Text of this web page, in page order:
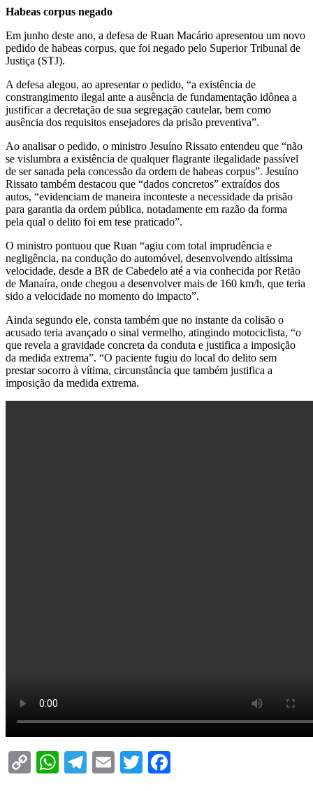
Habeas corpus negado
Em junho deste ano, a defesa de Ruan Macário apresentou um novo
pedido de habeas corpus, que foi negado pelo Superior Tribunal de
Justiça (STJ).
A defesa alegou, ao apresentar o pedido, “a existência de
constrangimento ilegal ante a ausência de fundamentação idônea a
justificar a decretação de sua segregação cautelar, bem como
ausência dos requisitos ensejadores da prisão preventiva”.
Ao analisar o pedido, o ministro Jesuíno Rissato entendeu que “não
se vislumbra a existência de qualquer flagrante ilegalidade passível
de ser sanada pela concessão da ordem de habeas corpus”. Jesuíno
Rissato também destacou que “dados concretos” extraídos dos
autos, “evidenciam de maneira inconteste a necessidade da prisão
para garantia da ordem pública, notadamente em razão da forma
pela qual o delito foi em tese praticado”.
O ministro pontuou que Ruan “agiu com total imprudência e
negligência, na condução do automóvel, desenvolvendo altíssima
velocidade, desde a BR de Cabedelo até a via conhecida por Retão
de Manaíra, onde chegou a desenvolver mais de 160 km/h, que teria
sido a velocidade no momento do impacto”.
Ainda segundo ele, consta também que no instante da colisão o
acusado teria avançado o sinal vermelho, atingindo motociclista, “o
que revela a gravidade concreta da conduta e justifica a imposição
da medida extrema”. “O paciente fugiu do local do delito sem
prestar socorro à vítima, circunstância que também justifica a
imposição da medida extrema.
CopyWhatsApp
Telegram
EmailTwitter